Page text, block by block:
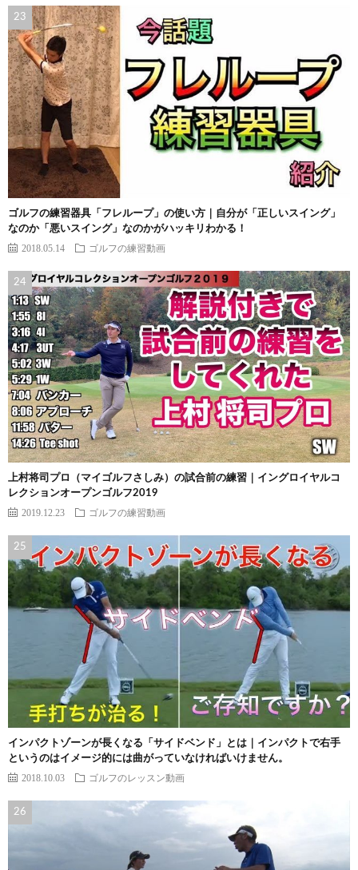
ゴルフの練習器具「フレループ」の使い方｜自分が「正しいスイング」
なのか「悪いスイング」なのかがハッキリわかる！
2018.05.14 ゴルフの練習動画
上村将司プロ（マイゴルフさしみ）の試合前の練習｜イングロイヤルコ
レクションオープンゴルフ2019
2019.12.23 ゴルフの練習動画
インパクトゾーンが長くなる「サイドベンド」とは｜インパクトで右手
というのはイメージ的には曲がっていなければいけません。
2018.10.03 ゴルフのレッスン動画